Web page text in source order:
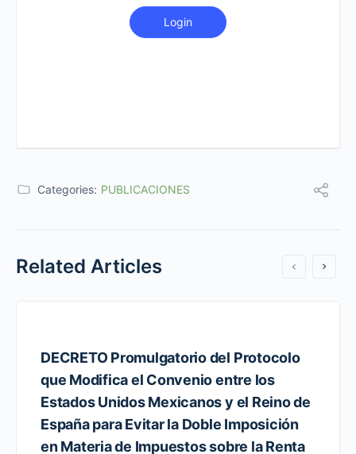
Login
Categories: PUBLICACIONES
Related Articles
DECRETO Promulgatorio del Protocolo
que Modifica el Convenio entre los
Estados Unidos Mexicanos y el Reino de
España para Evitar la Doble Imposición
en Materia de Impuestos sobre la Renta